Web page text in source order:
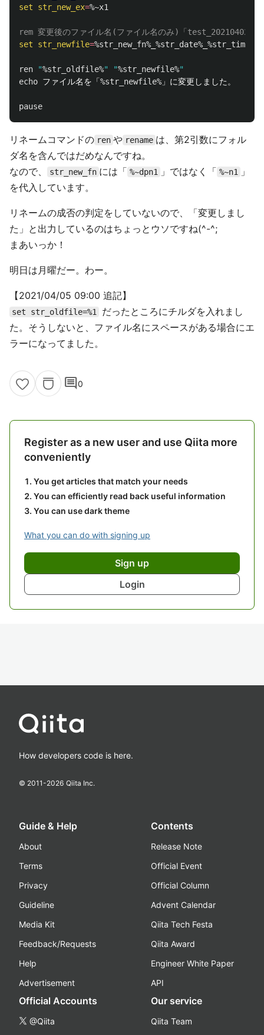
set
str_new_ex=%~x1
rem 変更後のファイル名(ファイル名のみ)「
set
str_newfile=%str_new_fn% %str_date% %str_time%%
ren "%str_oldfile%" "%str_newfile%"
echo ファイル名を「%str_newfile% 」に変更しました。
pause
リネームコマンドの ren や rename は、第2引数にフォル
ダ名を含んではだめなんですね。
なので、
str_new_fn には「 %~dpn1 」ではなく「 %~n1
」
を代入しています。
リネームの成否の判定をしていないので、「変更しまし
た」と出力しているのはちょっとウソですね(^-^;
まあいっか！
明日は月曜だー。わー。
【2021/04/05 09:00 追記】
set str_oldfile=%1
だったところにチルダを入れまし
た。そうしないと、ファイル名にスペースがある場合にエ
ラーになってました。
comment0
Register as a new user and use Qiita more
conveniently
You get articles that match your needs
You can efficiently read back useful information
You can use dark theme
What you can do with signing up
Sign up
Login
How developers code is here.
© 2011-2026 Qiita Inc.
Guide & Help
About
Terms
Privacy
Guideline
Media Kit
Feedback/Requests
Help
Advertisement
Contents
Release Note
Official Event
Official Column
Advent Calendar
Qiita Tech Festa
Qiita Award
Engineer White Paper
API
Official Accounts
@Qiita
Our service
Qiita Team